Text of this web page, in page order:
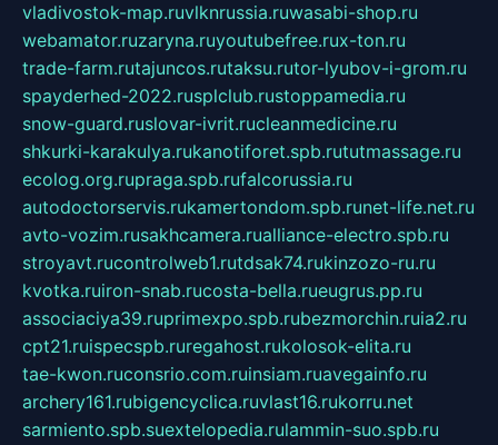
vladivostok-map.ruvlknrussia.ruwasabi-shop.ru
webamator.ruzaryna.ruyoutubefree.rux-ton.ru
trade-farm.rutajuncos.rutaksu.rutor-lyubov-i-grom.ru
spayderhed-2022.rusplclub.rustoppamedia.ru
snow-guard.ruslovar-ivrit.rucleanmedicine.ru
shkurki-karakulya.rukanotiforet.spb.rututmassage.ru
ecolog.org.rupraga.spb.rufalcorussia.ru
autodoctorservis.rukamertondom.spb.runet-life.net.ru
avto-vozim.rusakhcamera.rualliance-electro.spb.ru
stroyavt.rucontrolweb1.rutdsak74.rukinzozo-ru.ru
kvotka.ruiron-snab.rucosta-bella.rueugrus.pp.ru
associaciya39.ruprimexpo.spb.rubezmorchin.ruia2.ru
cpt21.ruispecspb.ruregahost.rukolosok-elita.ru
tae-kwon.ruconsrio.com.ruinsiam.ruavegainfo.ru
archery161.rubigencyclica.ruvlast16.rukorru.net
sarmiento.spb.suextelopedia.rulammin-suo.spb.ru